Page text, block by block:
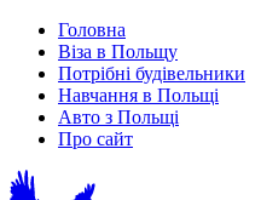
Головна
Віза в Польщу
Потрібні будівельники
Навчання в Польщі
Авто з Польщі
Про сайт